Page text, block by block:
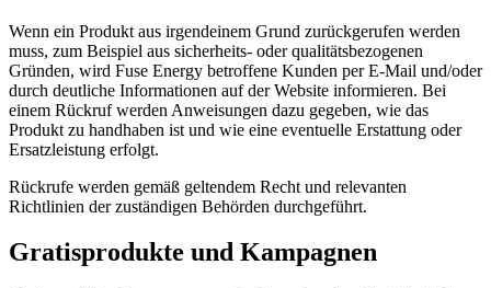
Wenn ein Produkt aus irgendeinem Grund zurückgerufen werden
muss, zum Beispiel aus sicherheits- oder qualitätsbezogenen
Gründen, wird Fuse Energy betroffene Kunden per E-Mail und/oder
durch deutliche Informationen auf der Website informieren. Bei
einem Rückruf werden Anweisungen dazu gegeben, wie das
Produkt zu handhaben ist und wie eine eventuelle Erstattung oder
Ersatzleistung erfolgt.
Rückrufe werden gemäß geltendem Recht und relevanten
Richtlinien der zuständigen Behörden durchgeführt.
Gratisprodukte und Kampagnen